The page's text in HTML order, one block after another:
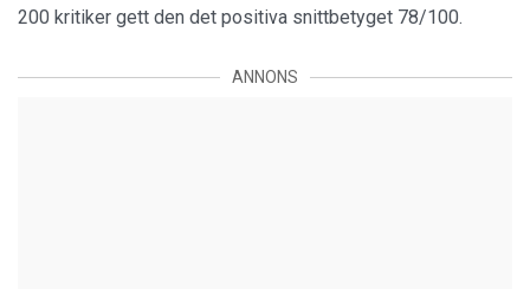
200 kritiker gett den det positiva snittbetyget 78/100.
ANNONS